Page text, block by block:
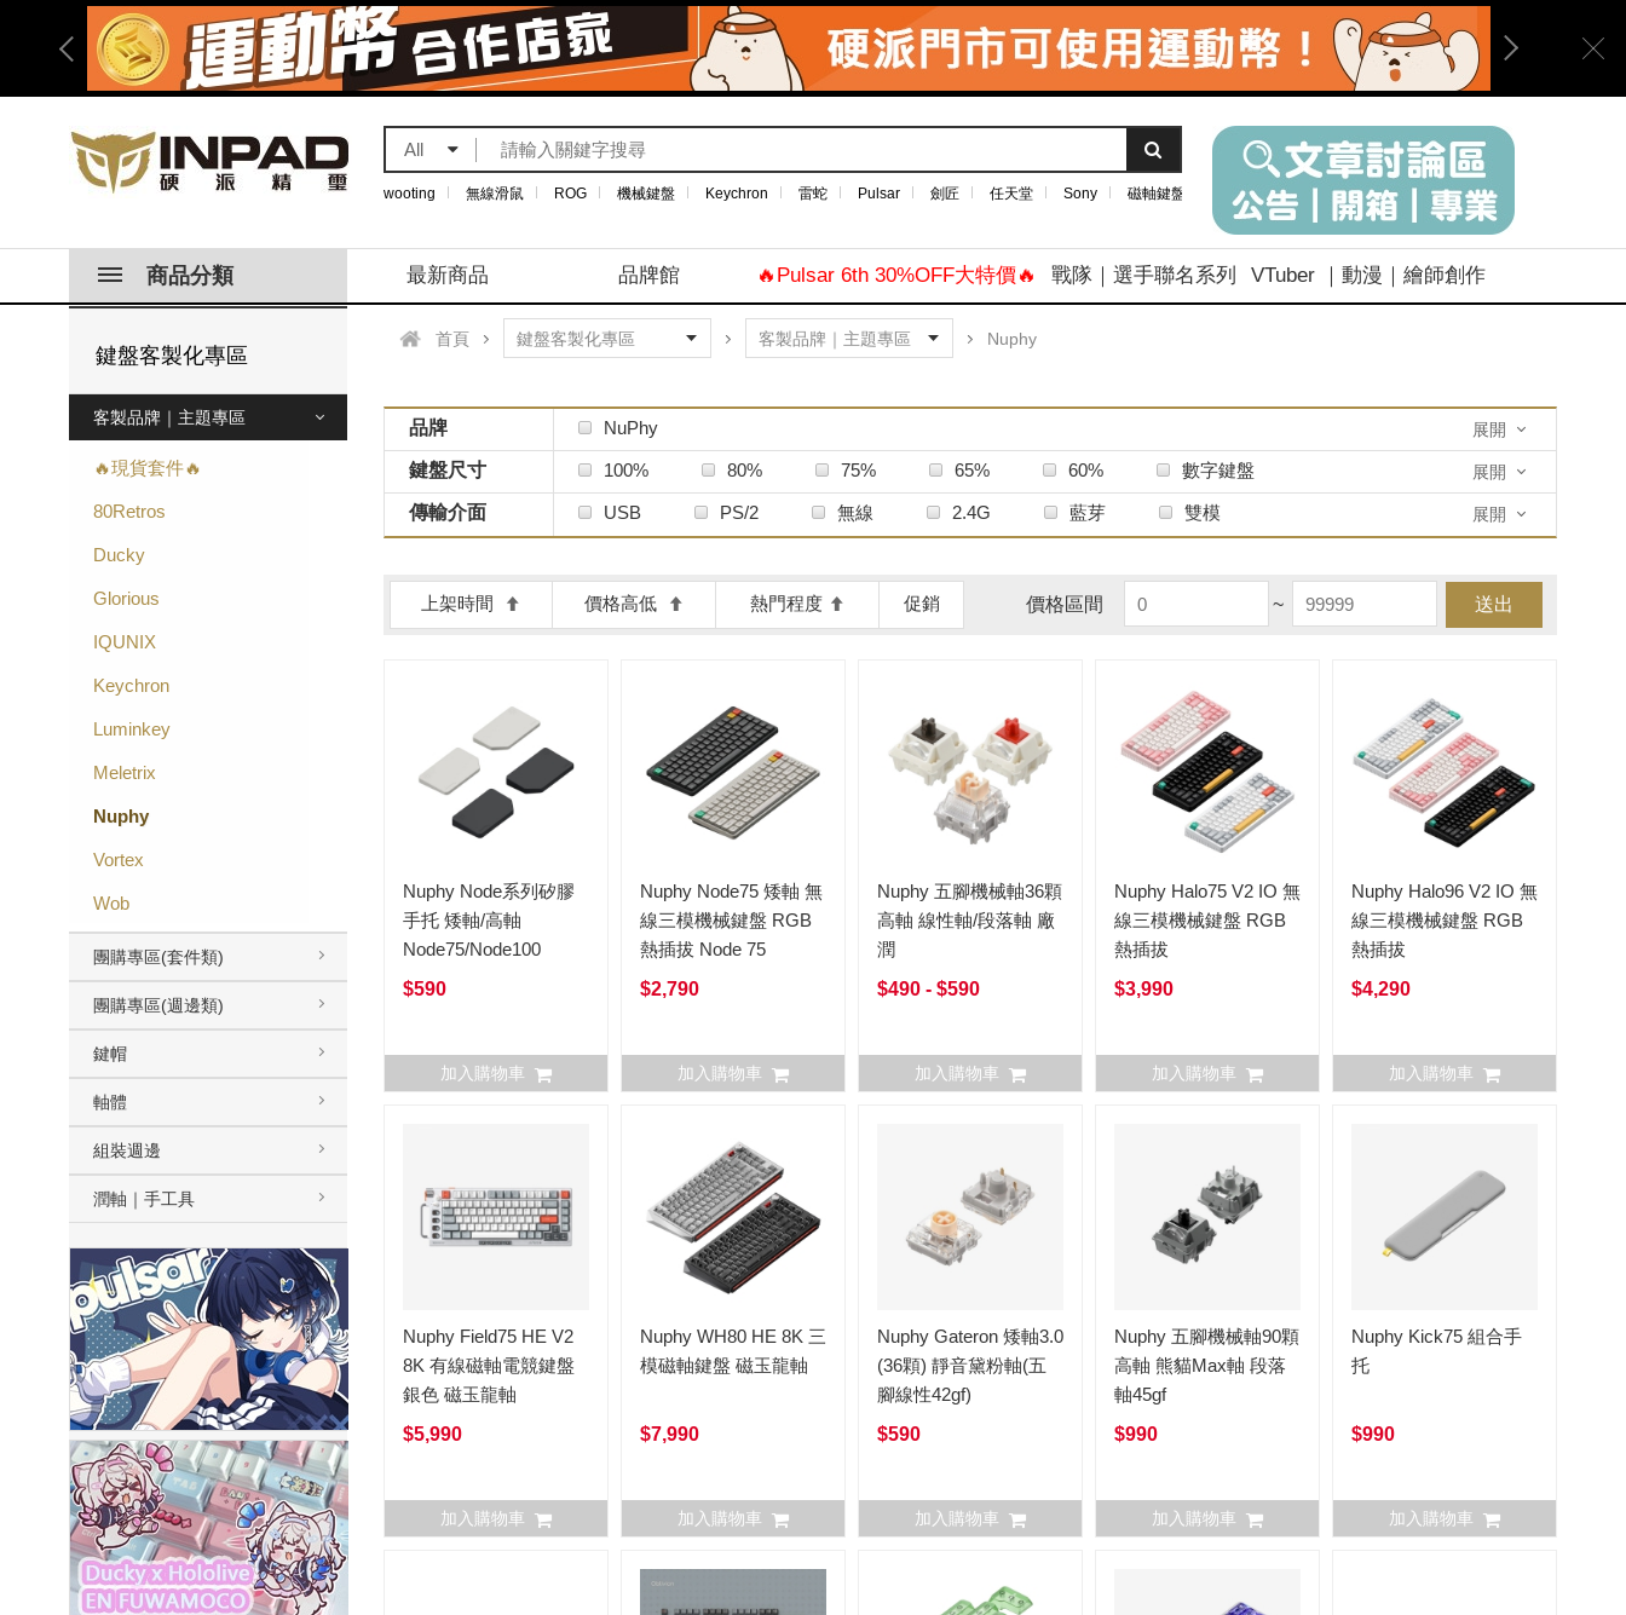
All
wooting 無線滑鼠 ROG 機械鍵盤 Keychron 雷蛇 Pulsar 劍匠 任天堂 Sony 磁軸鍵盤
商品分類 最新商品 品牌館 🔥Pulsar 6th 30%OFF大特價🔥 戰隊｜選手聯名系列 VTuber ｜動漫｜繪師創作
鍵盤客製化專區
客製品牌｜主題專區
🔥現貨套件🔥
80Retros
Ducky
Glorious
IQUNIX
Keychron
Luminkey
Meletrix
Nuphy
Vortex
Wob
團購專區(套件類)
團購專區(週邊類)
鍵帽
軸體
組裝週邊
潤軸｜手工具
首頁 Nuphy
品牌 NuPhy 展開
鍵盤尺寸 100% 80% 75% 65% 60%
數字鍵盤
特殊尺寸
展開
傳輸介面 USB PS/2 無線 2.4G 藍芽 雙模 展開
上架時間 價格高低 熱門程度 促銷 價格區間 ~ 送出
Nuphy Node系列矽膠
手托 矮軸/高軸
Node75/Node100
$590
加入購物車
Nuphy Node75 矮軸 無
線三模機械鍵盤 RGB
熱插拔 Node 75
$2,790
加入購物車
Nuphy 五腳機械軸36顆
高軸 線性軸/段落軸 廠
潤
$490 - $590
加入購物車
Nuphy Halo75 V2 IO 無
線三模機械鍵盤 RGB
熱插拔
$3,990
加入購物車
Nuphy Halo96 V2 IO 無
線三模機械鍵盤 RGB
熱插拔
$4,290
加入購物車
Nuphy Field75 HE V2
8K 有線磁軸電競鍵盤
銀色 磁玉龍軸
$5,990
加入購物車
Nuphy WH80 HE 8K 三
模磁軸鍵盤 磁玉龍軸
$7,990
加入購物車
Nuphy Gateron 矮軸3.0
(36顆) 靜音黛粉軸(五
腳線性42gf)
$590
加入購物車
Nuphy 五腳機械軸90顆
高軸 熊貓Max軸 段落
軸45gf
$990
加入購物車
Nuphy Kick75 組合手
托
$990
加入購物車